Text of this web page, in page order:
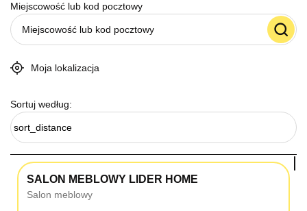
Miejscowość lub kod pocztowy
Moja lokalizacja
Sortuj według:
sort_distance
SALON MEBLOWY LIDER HOME
Salon meblowy